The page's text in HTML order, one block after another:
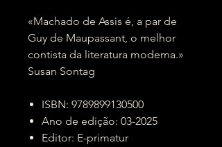
«Machado de Assis é, a par de
Guy de Maupassant, o melhor
contista da literatura moderna.»
Susan Sontag
ISBN: 9789899130500
Ano de edição: 03-2025
Editor: E-primatur